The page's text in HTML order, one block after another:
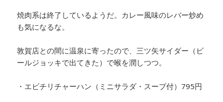
焼肉系は終了しているようだ。カレー風味のレバー炒め
も気になるな。
敦賀店との間に温泉に寄ったので、三ツ矢サイダー（ビ
ールジョッキで出てきた）で喉を潤しつつ。
・エビチリチャーハン（ミニサラダ・スープ付）795円